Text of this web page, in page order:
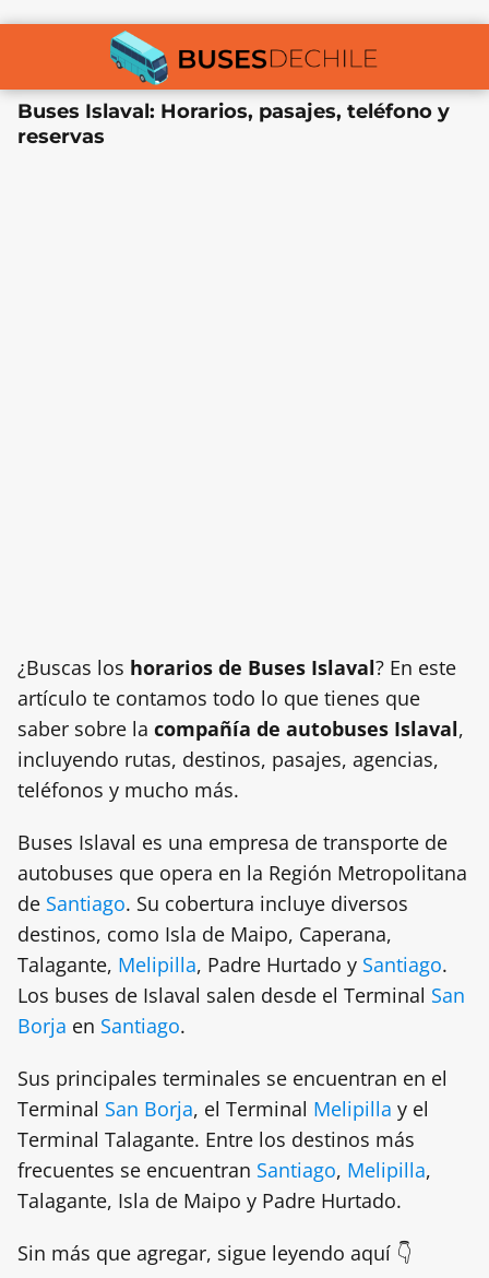
Buses Islaval: Horarios, pasajes, teléfono y
reservas
¿Buscas los horarios de Buses Islaval? En este
artículo te contamos todo lo que tienes que
saber sobre la compañía de autobuses Islaval,
incluyendo rutas, destinos, pasajes, agencias,
teléfonos y mucho más.
Buses Islaval es una empresa de transporte de
autobuses que opera en la Región Metropolitana
de Santiago. Su cobertura incluye diversos
destinos, como Isla de Maipo, Caperana,
Talagante, Melipilla, Padre Hurtado y Santiago.
Los buses de Islaval salen desde el Terminal San
Borja en Santiago.
Sus principales terminales se encuentran en el
Terminal San Borja, el Terminal Melipilla y el
Terminal Talagante. Entre los destinos más
frecuentes se encuentran Santiago, Melipilla,
Talagante, Isla de Maipo y Padre Hurtado.
Sin más que agregar, sigue leyendo aquí 👇